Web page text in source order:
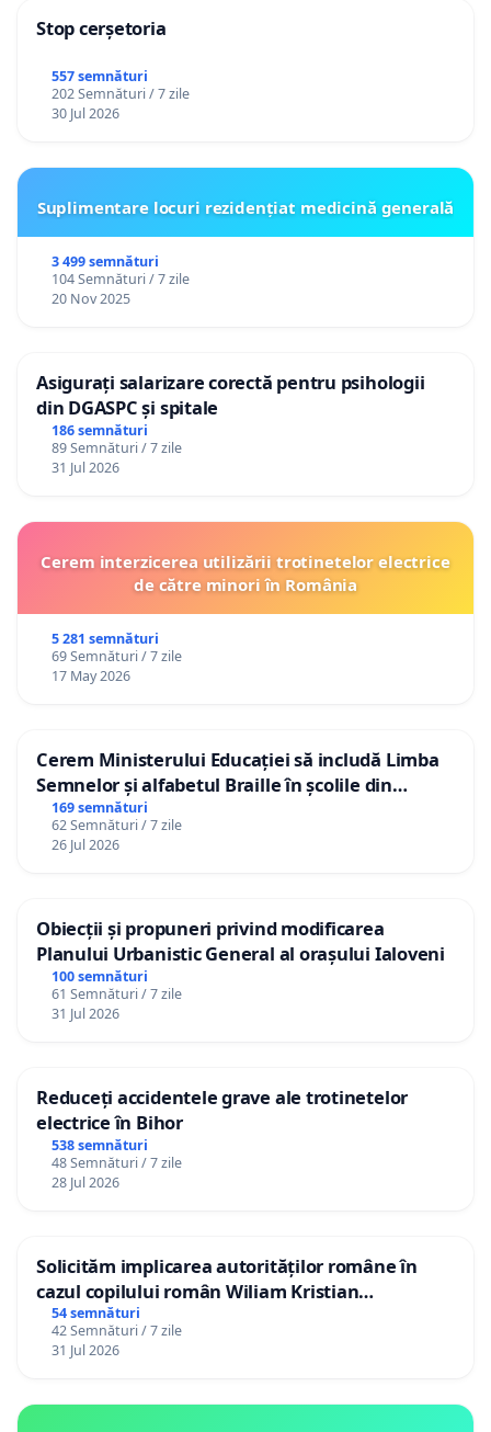
persoanelor consacrate sau a celor particulare
care se fac vinovate de abuzuri, prin acțiuni
directe sau indirecte.
Avem încredere că vom găsi deschidere,
bună credință care respectă valorile creștine
într-un stat care garantează libertatea și
Tel. 0722141567, 0723377599
Stop cerșetoria
557 semnături
202 Semnături / 7 zile
30 Jul 2026
Suplimentare locuri rezidențiat medicină generală
3 499 semnături
104 Semnături / 7 zile
20 Nov 2025
Asigurați salarizare corectă pentru psihologii
din DGASPC și spitale
186 semnături
89 Semnături / 7 zile
31 Jul 2026
Cerem interzicerea utilizării trotinetelor electrice
de către minori în România
5 281 semnături
69 Semnături / 7 zile
17 May 2026
Cerem Ministerului Educației să includă Limba
Semnelor și alfabetul Braille în școlile din
Republica Moldova!
169 semnături
62 Semnături / 7 zile
26 Jul 2026
Obiecții și propuneri privind modificarea
Planului Urbanistic General al orașului Ialoveni
100 semnături
61 Semnături / 7 zile
31 Jul 2026
Reduceți accidentele grave ale trotinetelor
electrice în Bihor
538 semnături
48 Semnături / 7 zile
28 Jul 2026
Solicităm implicarea autorităților române în
cazul copilului român Wiliam Kristian
Gheorghe, aflat în plasament în Danemarca de
12 ani
54 semnături
42 Semnături / 7 zile
31 Jul 2026